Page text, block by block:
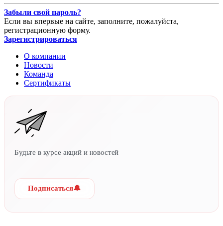
Забыли свой пароль?
Если вы впервые на сайте, заполните, пожалуйста,
регистрационную форму.
Зарегистрироваться
О компании
Новости
Команда
Сертификаты
Будьте в курсе акций и новостей
Подписаться🔔